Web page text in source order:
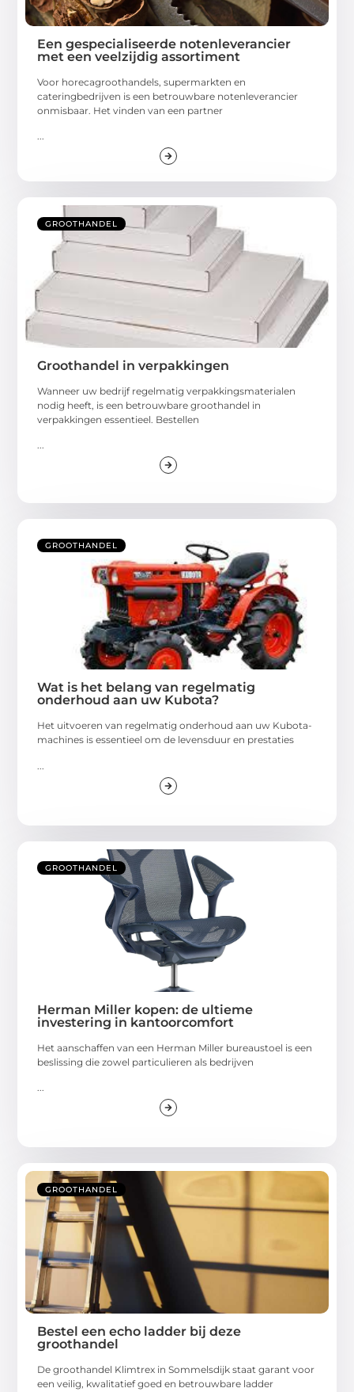
Een gespecialiseerde notenleverancier
met een veelzijdig assortiment
Voor horecagroothandels, supermarkten en
cateringbedrijven is een betrouwbare notenleverancier
onmisbaar. Het vinden van een partner
...
GROOTHANDEL
Groothandel in verpakkingen
Wanneer uw bedrijf regelmatig verpakkingsmaterialen
nodig heeft, is een betrouwbare groothandel in
verpakkingen essentieel. Bestellen
...
GROOTHANDEL
Wat is het belang van regelmatig
onderhoud aan uw Kubota?
Het uitvoeren van regelmatig onderhoud aan uw Kubota-
machines is essentieel om de levensduur en prestaties
GROOTHANDEL
Herman Miller kopen: de ultieme
investering in kantoorcomfort
Het aanschaffen van een Herman Miller bureaustoel is een
beslissing die zowel particulieren als bedrijven
...
GROOTHANDEL
Bestel een echo ladder bij deze
groothandel
De groothandel Klimtrex in Sommelsdijk staat garant voor
een veilig, kwalitatief goed en betrouwbare ladder